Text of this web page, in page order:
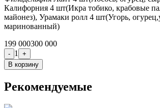
Калифорния 4 шт(Икра тобико, крабовые
майонез), Урамаки ролл 4 шт(Угорь,
маринованный)
199 000300 000
- 1
+
В корзину
Рекомендуемые